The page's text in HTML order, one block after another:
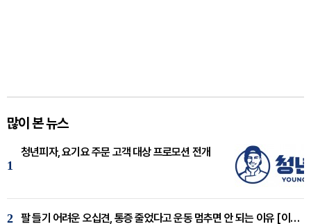
많이 본 뉴스
1
청년피자, 요기요 주문 고객 대상 프로모션 전개
2 팔 들기 어려운 오십견, 통증 줄었다고 운동 멈추면 안 되는 이유 [이병욱 원장 칼럼]